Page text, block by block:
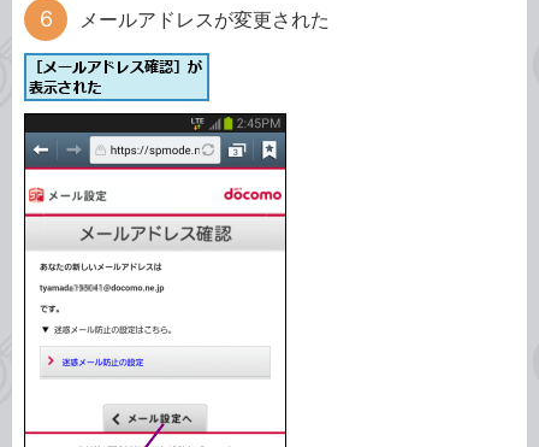
メールアドレスが変更された